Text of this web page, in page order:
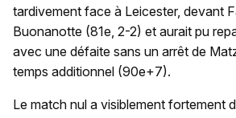
tardivement face à Leicester, devant
Buonanotte (81e, 2-2) et aurait pu
avec une défaite sans un arrêt de
temps additionnel (90e+7).
Le match nul a visiblement fortement